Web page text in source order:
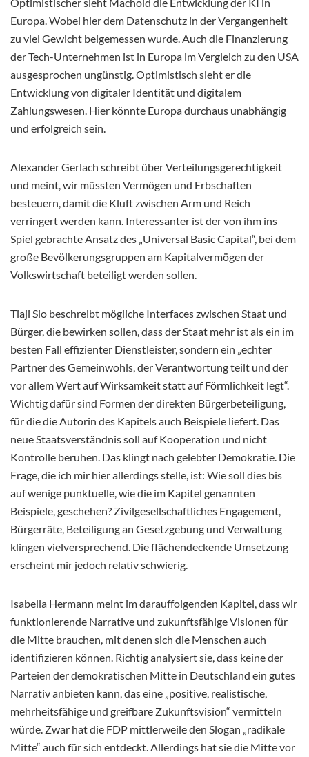
Europa. Wobei hier dem Datenschutz in der Vergangenheit
zu viel Gewicht beigemessen wurde. Auch die Finanzierung
der Tech-Unternehmen ist in Europa im Vergleich zu den USA
ausgesprochen ungünstig. Optimistisch sieht er die
Entwicklung von digitaler Identität und digitalem
Zahlungswesen. Hier könnte Europa durchaus unabhängig
und erfolgreich sein.
Alexander Gerlach schreibt über Verteilungsgerechtigkeit
und meint, wir müssten Vermögen und Erbschaften
besteuern, damit die Kluft zwischen Arm und Reich
verringert werden kann. Interessanter ist der von ihm ins
Spiel gebrachte Ansatz des „Universal Basic Capital“, bei dem
große Bevölkerungsgruppen am Kapitalvermögen der
Volkswirtschaft beteiligt werden sollen.
Tiaji Sio beschreibt mögliche Interfaces zwischen Staat und
Bürger, die bewirken sollen, dass der Staat mehr ist als ein im
besten Fall effizienter Dienstleister, sondern ein „echter
Partner des Gemeinwohls, der Verantwortung teilt und der
vor allem Wert auf Wirksamkeit statt auf Förmlichkeit legt“.
Wichtig dafür sind Formen der direkten Bürgerbeteiligung,
für die die Autorin des Kapitels auch Beispiele liefert. Das
neue Staatsverständnis soll auf Kooperation und nicht
Kontrolle beruhen. Das klingt nach gelebter Demokratie. Die
Frage, die ich mir hier allerdings stelle, ist: Wie soll dies bis
auf wenige punktuelle, wie die im Kapitel genannten
Beispiele, geschehen? Zivilgesellschaftliches Engagement,
Bürgerräte, Beteiligung an Gesetzgebung und Verwaltung
klingen vielversprechend. Die flächendeckende Umsetzung
erscheint mir jedoch relativ schwierig.
Isabella Hermann meint im darauffolgenden Kapitel, dass wir
funktionierende Narrative und zukunftsfähige Visionen für
die Mitte brauchen, mit denen sich die Menschen auch
identifizieren können. Richtig analysiert sie, dass keine der
Parteien der demokratischen Mitte in Deutschland ein gutes
Narrativ anbieten kann, das eine „positive, realistische,
mehrheitsfähige und greifbare Zukunftsvision“ vermitteln
würde. Zwar hat die FDP mittlerweile den Slogan „radikale
Mitte“ auch für sich entdeckt. Allerdings hat sie die Mitte vor